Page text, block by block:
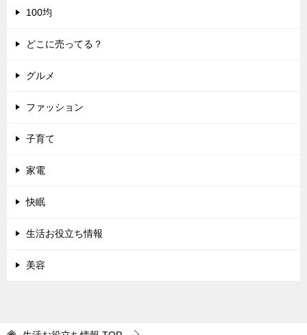
ョ
100均
どこに売ってる？
グルメ
ファッション
子育て
家電
快眠
生活お役立ち情報
美容